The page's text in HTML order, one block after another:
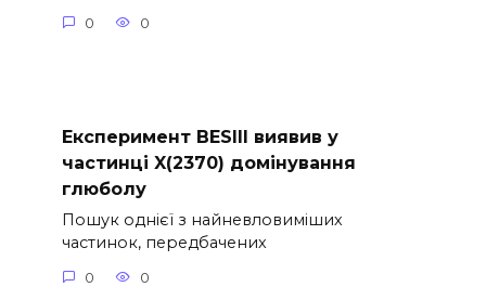
0 0
Експеримент BESIII виявив у
частинці X(2370) домінування
глюболу
Пошук однієї з найневловиміших
частинок, передбачених
0 0